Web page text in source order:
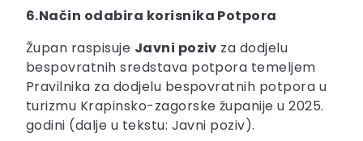
6.Način odabira korisnika Potpora
Župan raspisuje Javni poziv za dodjelu
bespovratnih sredstava potpora temeljem
Pravilnika za dodjelu bespovratnih potpora u
turizmu Krapinsko-zagorske županije u 2025.
godini (dalje u tekstu: Javni poziv).